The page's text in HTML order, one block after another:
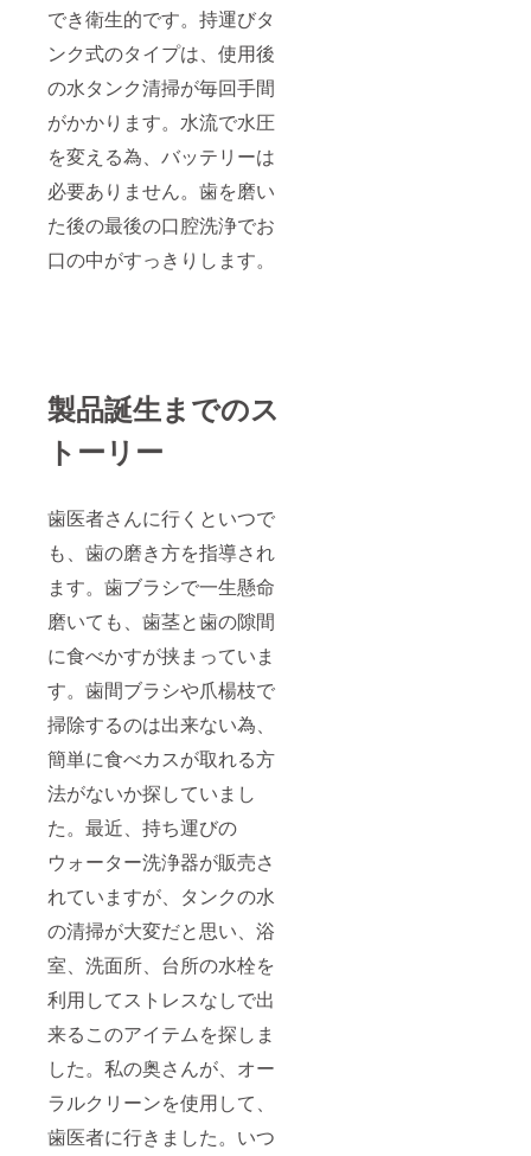
でき衛生的です。持運びタ
ンク式のタイプは、使用後
の水タンク清掃が毎回手間
がかかります。水流で水圧
を変える為、バッテリーは
必要ありません。歯を磨い
た後の最後の口腔洗浄でお
口の中がすっきりします。
製品誕生までのス
トーリー
歯医者さんに行くといつで
も、歯の磨き方を指導され
ます。歯ブラシで一生懸命
磨いても、歯茎と歯の隙間
に食べかすが挟まっていま
す。歯間ブラシや爪楊枝で
掃除するのは出来ない為、
簡単に食べカスが取れる方
法がないか探していまし
た。最近、持ち運びの
ウォーター洗浄器が販売さ
れていますが、タンクの水
の清掃が大変だと思い、浴
室、洗面所、台所の水栓を
利用してストレスなしで出
来るこのアイテムを探しま
した。私の奥さんが、オー
ラルクリーンを使用して、
歯医者に行きました。いつ